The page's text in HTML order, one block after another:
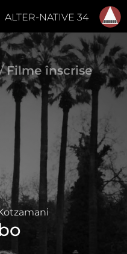
ALTER-NATIVE 34
/Filme înscrise